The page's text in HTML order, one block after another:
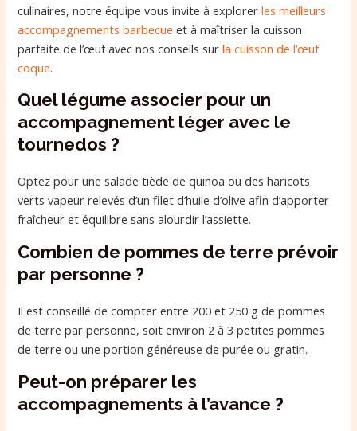
culinaires, notre équipe vous invite à explorerles meilleurs
accompagnements barbecue et à maîtriser la cuisson
parfaite de l’œuf avec nos conseils surla cuisson de l’œuf
coque.
Quel légume associer pour un
accompagnement léger avec le
tournedos ?
Optez pour une salade tiède de quinoa ou des haricots
verts vapeur relevés d’un filet d’huile d’olive afin d’apporter
fraîcheur et équilibre sans alourdir l’assiette.
Combien de pommes de terre prévoir
par personne ?
Il est conseillé de compter entre 200 et 250 g de pommes
de terre par personne, soit environ 2 à 3 petites pommes
de terre ou une portion généreuse de purée ou gratin.
Peut-on préparer les
accompagnements à l’avance ?